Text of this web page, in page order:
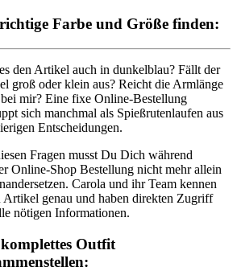
Farbe und Größe finden:
den Artikel auch in dunkelblau? Fällt der
groß oder klein aus? Reicht die Armlänge
mir? Eine fixe Online-Bestellung
sich manchmal als Spießrutenlaufen aus
Entscheidungen.
Fragen musst Du Dich während
Online-Shop Bestellung nicht mehr allein
Carola und ihr Team kennen
Artikel genau und haben direkten Zugriff
nötigen Informationen.
Outfit